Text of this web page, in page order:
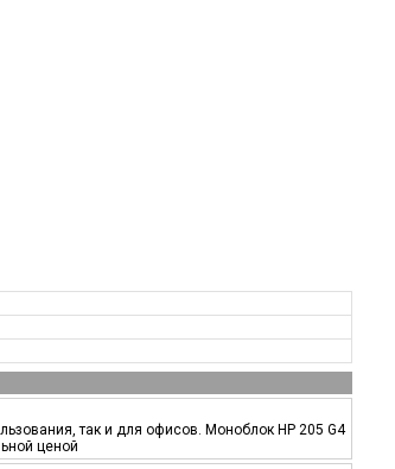
так и для офисов. Моноблок HP 205 G4
ценой